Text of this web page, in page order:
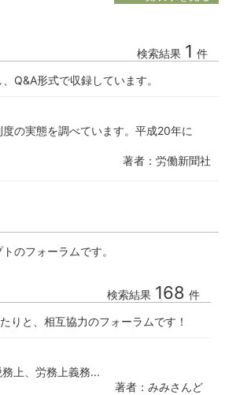
検索結果 1 件
Q&A形式で収録しています。
の実態を調べています。平成20年に
著者：労働新聞社
のフォーラムです。
検索結果 168 件
りと、相互協力のフォーラムです！
上、労務上義務...
著者：みみさんど